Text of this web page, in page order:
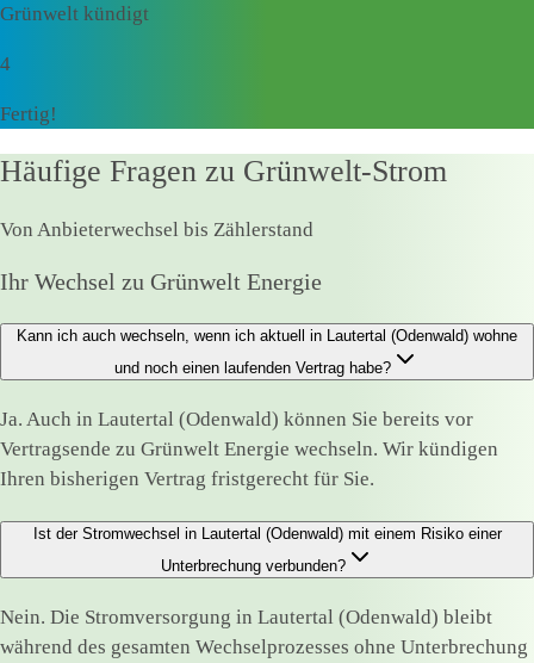
Grünwelt kündigt
4
Fertig!
Häufige Fragen zu Grünwelt-Strom
Von Anbieterwechsel bis Zählerstand
Ihr Wechsel zu Grünwelt Energie
Kann ich auch wechseln, wenn ich aktuell in Lautertal (Odenwald) wohne
und noch einen laufenden Vertrag habe?
Ja. Auch in Lautertal (Odenwald) können Sie bereits vor
Vertragsende zu Grünwelt Energie wechseln. Wir kündigen
Ihren bisherigen Vertrag fristgerecht für Sie.
Ist der Stromwechsel in Lautertal (Odenwald) mit einem Risiko einer
Unterbrechung verbunden?
Nein. Die Stromversorgung in Lautertal (Odenwald) bleibt
während des gesamten Wechselprozesses ohne Unterbrechung